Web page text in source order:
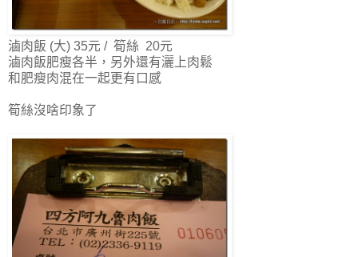
滷肉飯 (大) 35元 / 筍絲 20元
滷肉飯肥瘦各半，另外還有灑上肉鬆
和肥瘦肉混在一起更有口感
筍絲沒啥印象了